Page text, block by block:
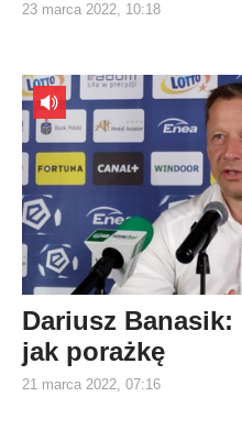
23 marca 2022, 10:18
Dariusz
jak porażkę
21 marca 2022, 07:16